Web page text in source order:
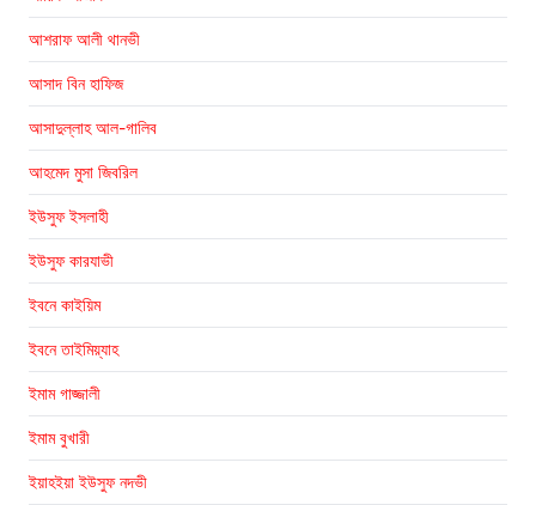
আশরাফ আলী থানভী
আসাদ বিন হাফিজ
আসাদুল্লাহ আল-গালিব
আহমেদ মুসা জিবরিল
ইউসুফ ইসলাহী
ইউসুফ কারযাভী
ইবনে কাইয়িম
ইবনে তাইমিয়্যাহ
ইমাম গাজ্জালী
ইমাম বুখারী
ইয়াহইয়া ইউসুফ নদভী